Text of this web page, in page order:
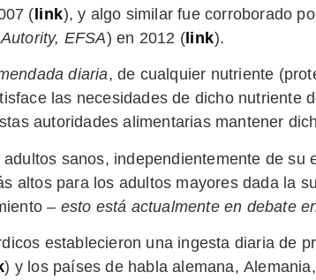
(link), y algo similar fue corroborado
EFSA) en 2012 (link).
diaria, de cualquier nutriente
las necesidades de dicho nutriente
autoridades alimentarias mantener
sanos, independientemente de su
altos para los adultos mayores dada la
– esto está actualmente en debate
establecieron una ingesta diaria de
) y los países de habla alemana,